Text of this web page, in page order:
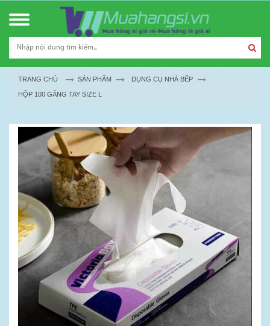
TRANG CHỦ SẢN PHẨM DỤNG CỤ NHÀ BẾP
HỘP 100 GĂNG TAY SIZE L